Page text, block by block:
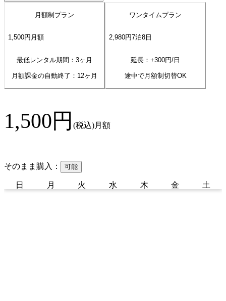
月額制プラン
1,500円 月額
最低レンタル期間：3ヶ月
月額課金の自動終了： 12ヶ月
ワンタイムプラン
2,980円7泊8 日
延長：+300円/日
途中で月額制切替OK
1,500円 (税込)月額
そのまま購入： 可能
日 月 火 水 木 金 土